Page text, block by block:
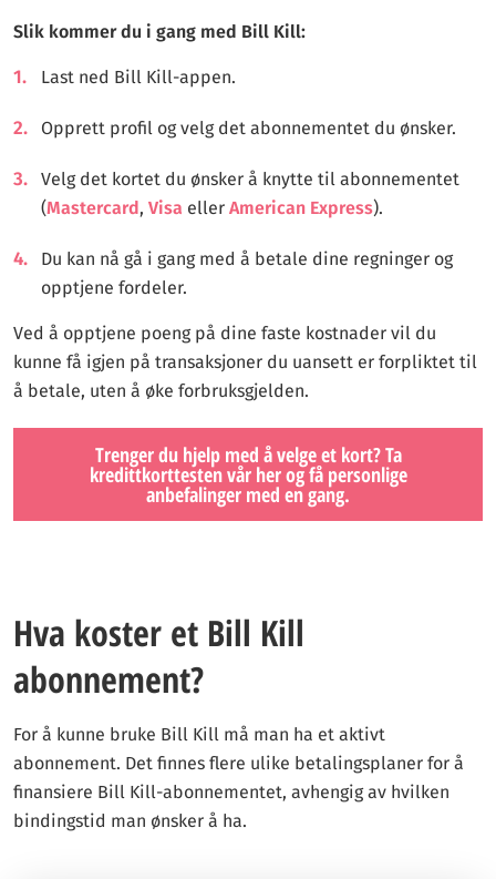
Slik kommer du i gang med Bill Kill:
Last ned Bill Kill-appen.
Opprett profil og velg det abonnementet du ønsker.
Velg det kortet du ønsker å knytte til abonnementet
(Mastercard, Visa eller American Express).
Du kan nå gå i gang med å betale dine regninger og
opptjene fordeler.
Ved å opptjene poeng på dine faste kostnader vil du
kunne få igjen på transaksjoner du uansett er forpliktet til
å betale, uten å øke forbruksgjelden.
Trenger du hjelp med å velge et kort? Ta
kredittkorttesten vår her og få personlige
anbefalinger med en gang.
Hva koster et Bill Kill
abonnement?
For å kunne bruke Bill Kill må man ha et aktivt
abonnement. Det finnes flere ulike betalingsplaner for å
finansiere Bill Kill-abonnementet, avhengig av hvilken
bindingstid man ønsker å ha.